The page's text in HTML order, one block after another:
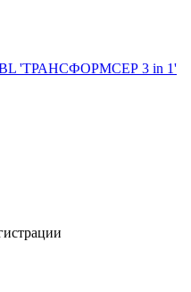
BL 'ТРАНСФОРМСЕР 3 in 1'